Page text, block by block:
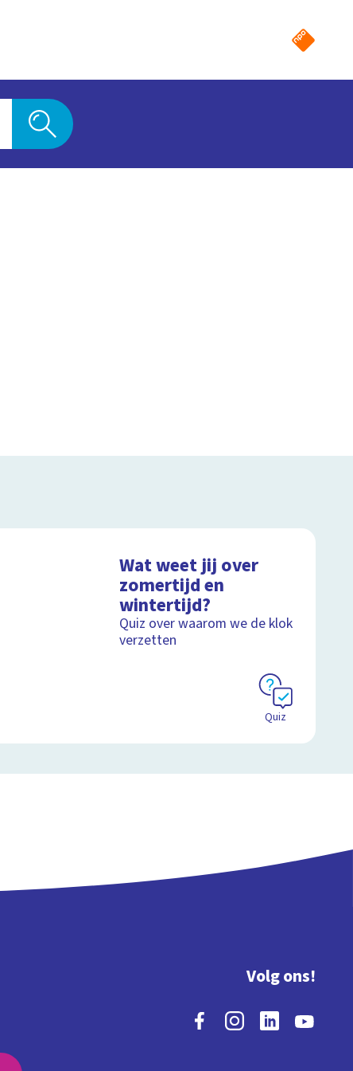
Wat weet jij over
zomertijd en
wintertijd?
Quiz over waarom we de klok
verzetten
Quiz
Volg ons!